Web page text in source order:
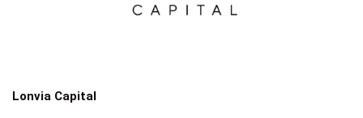
Lonvia Capital